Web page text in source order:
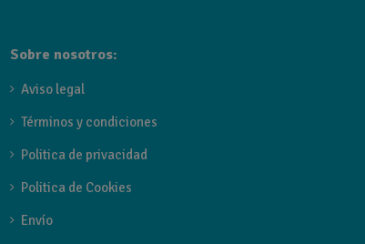
ReferenciaCPN001/ANG
Sobre nosotros:
Aviso legal
Términos y condiciones
Politica de privacidad
Politica de Cookies
Envío